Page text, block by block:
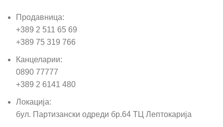
Продавница:
+389 2 511 65 69
+389 75 319 766
Канцеларии:
0890 77777
+389 2 6141 480
Локација:
бул. Партизански одреди бр.64 ТЦ Лептокарија